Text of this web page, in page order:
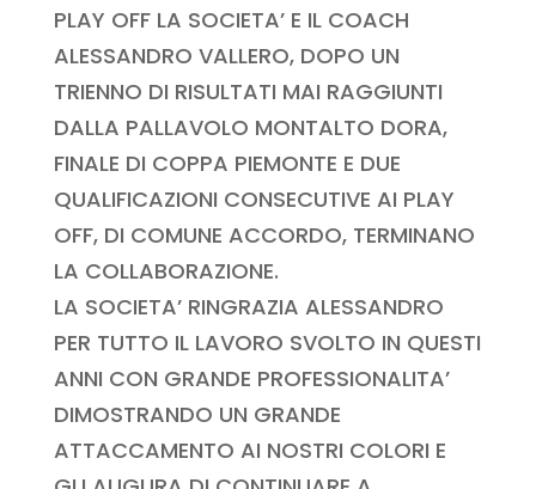
PLAY OFF LA SOCIETA’ E IL COACH
ALESSANDRO VALLERO, DOPO UN
TRIENNO DI RISULTATI MAI RAGGIUNTI
DALLA PALLAVOLO MONTALTO DORA,
FINALE DI COPPA PIEMONTE E DUE
QUALIFICAZIONI CONSECUTIVE AI PLAY
OFF, DI COMUNE ACCORDO, TERMINANO
LA COLLABORAZIONE.
LA SOCIETA’ RINGRAZIA ALESSANDRO
PER TUTTO IL LAVORO SVOLTO IN QUESTI
ANNI CON GRANDE PROFESSIONALITA’
DIMOSTRANDO UN GRANDE
ATTACCAMENTO AI NOSTRI COLORI E